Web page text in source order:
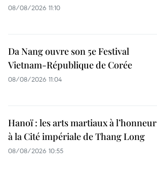
08/08/2026 11:10
Da Nang ouvre son 5e Festival
Vietnam-République de Corée
08/08/2026 11:04
Hanoï : les arts martiaux à l’honneur
à la Cité impériale de Thang Long
08/08/2026 10:55